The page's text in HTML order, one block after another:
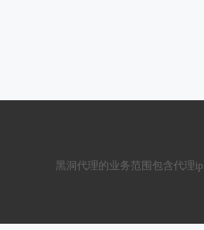
黑洞代理的业务范围包含代理ip